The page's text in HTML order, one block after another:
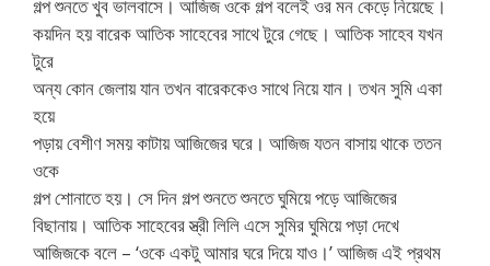
গল্প শুনতে খুব ভালবাসে। আজিজ ওকে গল্প বলেই ওর মন কেড়ে নিয়েছে।
কয়দিন হয় বারেক আতিক সাহেবের সাথে টুরে গেছে। আতিক সাহেব যখন
টুরে
অন্য কোন জেলায় যান তখন বারেককেও সাথে নিয়ে যান। তখন সুমি একা
হয়ে
পড়ায় বেশীণ সময় কাটায় আজিজের ঘরে। আজিজ যতন বাসায় থাকে ততন
ওকে
গল্প শোনাতে হয়। সে দিন গল্প শুনতে শুনতে ঘুমিয়ে পড়ে আজিজের
বিছানায়। আতিক সাহেবের স্ত্রী লিলি এসে সুমির ঘুমিয়ে পড়া দেখে
আজিজকে বলে – ‘ওকে একটু আমার ঘরে দিয়ে যাও।’ আজিজ এই প্রথম